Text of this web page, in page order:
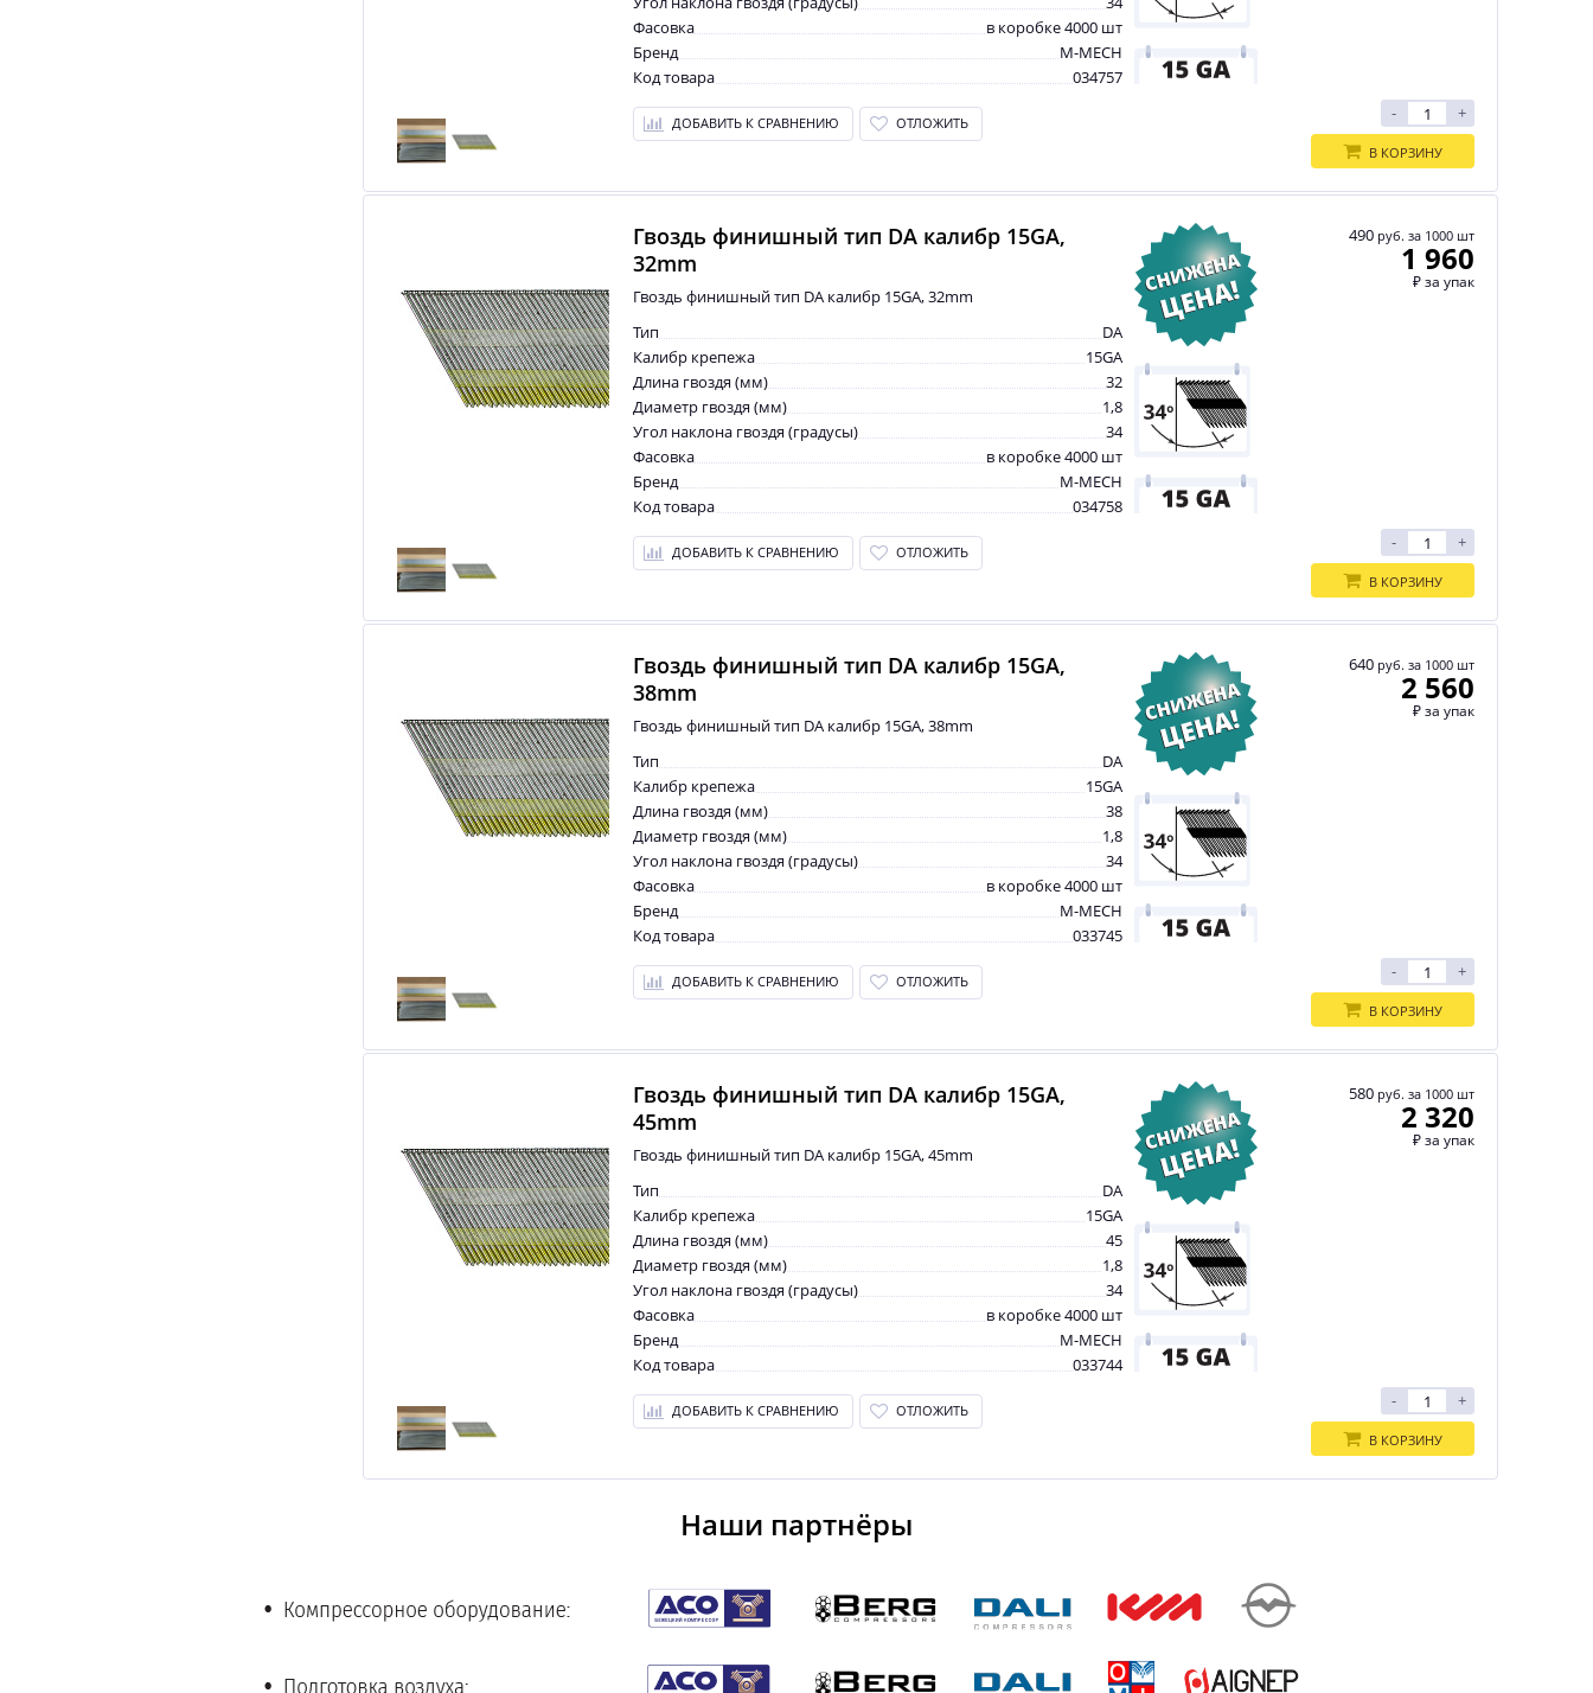
Фасовка
в коробке 4000 шт
Бренд
M-MECH
Код товара
034757
ДОБАВИТЬ К СРАВНЕНИЮ ОТЛОЖИТЬ +
-
В КОРЗИНУ
Гвоздь финишный тип DA калибр 15GA,
32mm
Гвоздь финишный тип DA калибр 15GA, 32mm
Тип
DA
Калибр крепежа
15GA
Длина гвоздя (мм)
32
Диаметр гвоздя (мм)
1,8
Угол наклона гвоздя (градусы)
34
Фасовка
в коробке 4000 шт
Бренд
M-MECH
Код товара
034758
ДОБАВИТЬ К СРАВНЕНИЮ ОТЛОЖИТЬ
490 руб. за 1000 шт
1 960
₽за упак
+
-
В КОРЗИНУ
Гвоздь финишный тип DA калибр 15GA,
38mm
Гвоздь финишный тип DA калибр 15GA, 38mm
Тип
DA
Калибр крепежа
15GA
Длина гвоздя (мм)
38
Диаметр гвоздя (мм)
1,8
Угол наклона гвоздя (градусы)
34
Фасовка
в коробке 4000 шт
Бренд
M-MECH
Код товара
033745
ДОБАВИТЬ К СРАВНЕНИЮ ОТЛОЖИТЬ
640 руб. за 1000 шт
2 560
₽за упак
+
-
В КОРЗИНУ
Гвоздь финишный тип DA калибр 15GA,
45mm
Гвоздь финишный тип DA калибр 15GA, 45mm
Тип
DA
Калибр крепежа
15GA
Длина гвоздя (мм)
45
Диаметр гвоздя (мм)
1,8
Угол наклона гвоздя (градусы)
34
Фасовка
в коробке 4000 шт
Бренд
M-MECH
Код товара
033744
ДОБАВИТЬ К СРАВНЕНИЮ ОТЛОЖИТЬ
580 руб. за 1000 шт
2 320
₽за упак
+
-
В КОРЗИНУ
Наши партнёры